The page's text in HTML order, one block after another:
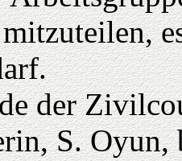
der
S. Oyun,